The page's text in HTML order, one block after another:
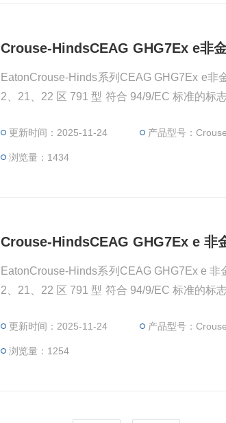
Crouse-HindsCEAG GHG7Ex e非
EatonCrouse-Hinds系列CEAG GHG7Ex e非
2、21、22 区 791 型 符合 94/9/EC 标准的标
0 ATEX 3108
更新时间：2025-11-24 产品型号：
浏览量：1434
Crouse-HindsCEAG GHG7Ex e 非
EatonCrouse-Hinds系列CEAG GHG7Ex e 非
2、21、22 区 791 型 符合 94/9/EC 标准的标
0 ATEX 3108
更新时间：2025-11-24 产品型号：
浏览量：1254